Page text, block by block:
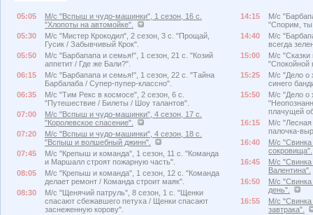
05:05
М/с "Вспыш и чудо-машинки", 1 сезон, 16 с.
"Хлопоты на автомойке".
05:30
М/с "Мистер Крокодил", 2 сезон, 3 с. "Прощай,
Гусик / Забывчивый Крок".
05:50
М/с "Барбапапа и семья!", 1 сезон, 21 с. "Козий
аппетит / Где же Бали?".
06:15
М/с "Барбапапа и семья!", 1 сезон, 22 с. "Тайна
Барбалаба / Супер-пупер-классно".
06:35
М/с "Тим Рекс в космосе", 2 сезон, 6 с.
"Путешествие / Билеты / Шоу талантов".
07:00
М/с "Вспыш и чудо-машинки", 4 сезон, 17 с.
"Королевское спасение".
07:20
М/с "Вспыш и чудо-машинки", 4 сезон, 18 с.
"Вспыш и волшебный джинн".
07:45
М/с "Крепыш и команда", 1 сезон, 11 с. "Команда
и Маршалл строят пожарную часть".
08:05
М/с "Крепыш и команда", 1 сезон, 12 с. "Команда
делает ремонт / Команда строит маяк".
08:30
М/с "Щенячий патруль", 8 сезон, 1 с. "Щенки
спасают сбежавшего петуха / Щенки спасают
заснеженную корову".
14:15
М/с
"Спорим,
14:40
М/с
всегда
15:00
М/с "Сказки
"Спокойной
15:25
М/с "Дело о
синего
15:50
М/с "Дело о
плачущей
16:15
М/с "Лесная
палочка-
16:40
М/с "Свинка
сокровища".
16:45
М/с "Свинка
Валентина".
16:50
М/с "Свинка
день".
16:55
М/с "Свинка
завтрака".